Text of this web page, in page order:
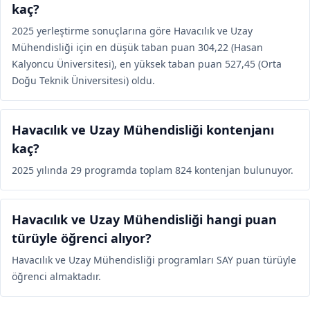
kaç?
2025 yerleştirme sonuçlarına göre Havacılık ve Uzay
Mühendisliği için en düşük taban puan 304,22 (Hasan
Kalyoncu Üniversitesi), en yüksek taban puan 527,45 (Orta
Doğu Teknik Üniversitesi) oldu.
Havacılık ve Uzay Mühendisliği kontenjanı
kaç?
2025 yılında 29 programda toplam 824 kontenjan bulunuyor.
Havacılık ve Uzay Mühendisliği hangi puan
türüyle öğrenci alıyor?
Havacılık ve Uzay Mühendisliği programları SAY puan türüyle
öğrenci almaktadır.